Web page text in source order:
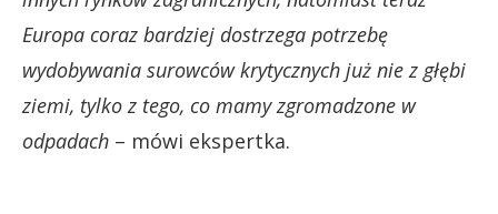
Europa coraz bardziej dostrzega potrzebę
wydobywania surowców krytycznych już nie z głębi
ziemi, tylko z tego, co mamy zgromadzone w
odpadach – mówi ekspertka.